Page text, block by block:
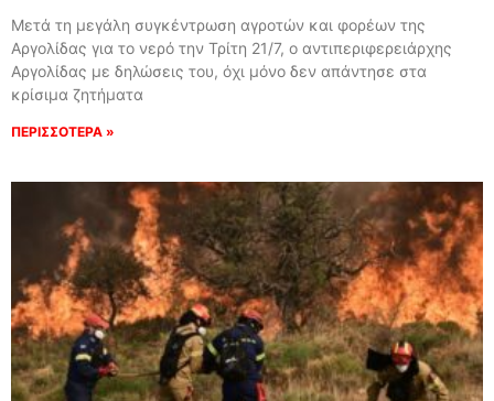
Μετά τη μεγάλη συγκέντρωση αγροτών και φορέων της
Αργολίδας για το νερό την Τρίτη 21/7, ο αντιπεριφερειάρχης
Αργολίδας με δηλώσεις του, όχι μόνο δεν απάντησε στα
κρίσιμα ζητήματα
ΠΕΡΙΣΣΟΤΕΡΑ »